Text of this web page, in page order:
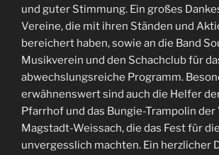
und guter Stimmung. Ein großes
Vereine, die mit ihren Ständen und
bereichert haben, sowie an die Band
Musikverein und den Schachclub für
abwechslungsreiche Programm.
erwähnenswert sind auch die Helfer
Pfarrhof und das Bungie-Trampolin der
Magstadt-Weissach, die das Fest für
unvergesslich machten. Ein herzlicher